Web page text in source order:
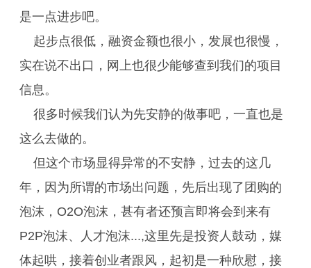
是一点进步吧。
起步点很低，融资金额也很小，发展也很慢，
实在说不出口，网上也很少能够查到我们的项目
信息。
很多时候我们认为先安静的做事吧，一直也是
这么去做的。
但这个市场显得异常的不安静，过去的这几
年，因为所谓的市场出问题，先后出现了团购的
泡沫，O2O泡沫，甚有者还预言即将会到来有
P2P泡沫、人才泡沫...,这里先是投资人鼓动，媒
体起哄，接着创业者跟风，起初是一种欣慰，接